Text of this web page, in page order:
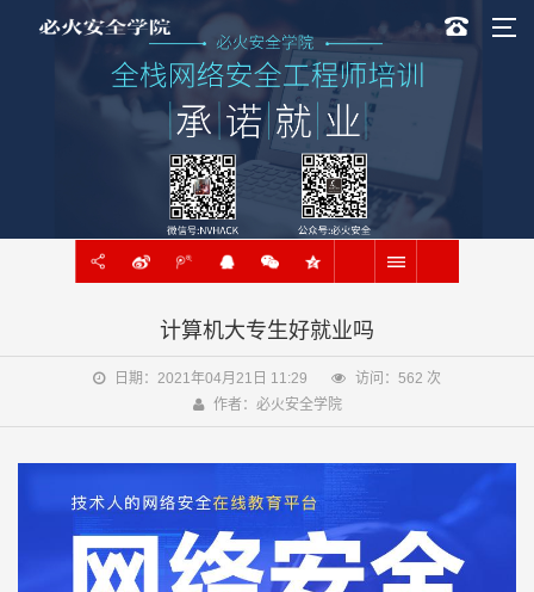
计算机大专生好就业吗
日期：2021年04月21日 11:29 访问： 562 次
作者：必火安全学院